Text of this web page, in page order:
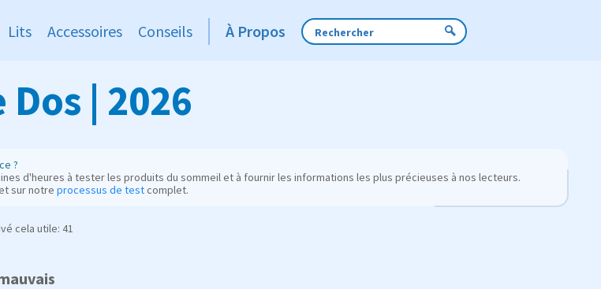
Lits Accessoires Conseils À Propos
| 2026
?
d'heures à tester les produits du sommeil et à fournir les informations les plus précieuses à nos lecteurs.
sur notre processus de testcomplet.
cela utile: 41